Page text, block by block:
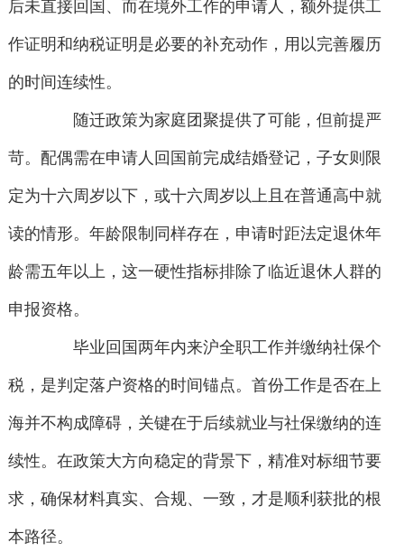
后未直接回国、而在境外工作的申请人，额外提供工
作证明和纳税证明是必要的补充动作，用以完善履历
的时间连续性。
随迁政策为家庭团聚提供了可能，但前提严
苛。配偶需在申请人回国前完成结婚登记，子女则限
定为十六周岁以下，或十六周岁以上且在普通高中就
读的情形。年龄限制同样存在，申请时距法定退休年
龄需五年以上，这一硬性指标排除了临近退休人群的
申报资格。
毕业回国两年内来沪全职工作并缴纳社保个
税，是判定落户资格的时间锚点。首份工作是否在上
海并不构成障碍，关键在于后续就业与社保缴纳的连
续性。在政策大方向稳定的背景下，精准对标细节要
求，确保材料真实、合规、一致，才是顺利获批的根
本路径。